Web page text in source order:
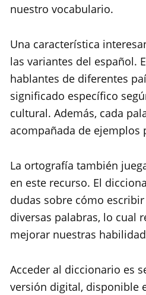
nuestro vocabulario.
Una característica
las variantes del español.
hablantes de diferentes
significado específico
cultural. Además, cada
acompañada de ejemplos
La ortografía también
en este recurso. El
dudas sobre cómo
diversas palabras, lo cual
mejorar nuestras
Acceder al diccionario es
versión digital, disponible